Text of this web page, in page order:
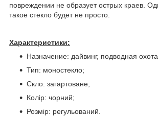
повреждении не образует острых краев.
такое стекло будет не просто.
Характеристики:
Назначение: дайвинг, подводная
Тип: моностекло;
Скло: загартоване;
Колір: чорний;
Розмір: регульований.